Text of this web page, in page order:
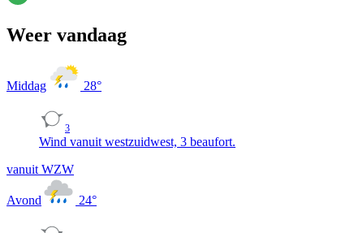
Weer vandaag
Middag 28°
3
Wind vanuit westzuidwest, 3 beaufort.
vanuit WZW
Avond 24°